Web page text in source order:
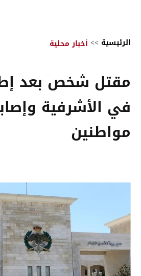
الرئيسية >> أخبار محلية
مقتل شخص بعد
مواطنين